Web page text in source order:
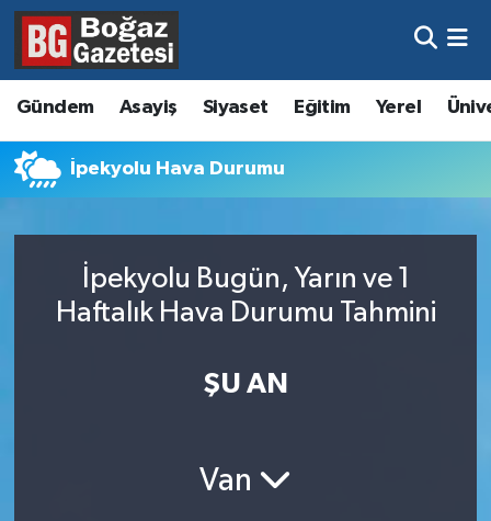
Gündem Asayiş Siyaset Eğitim Yerel
İpekyolu Hava Durumu
İpekyolu Bugün, Yarın ve 1
Haftalık Hava Durumu Tahmini
ŞU AN
Van
Asayiş
Eğitim
Ekonomi
Kültür ve Sanat
Hava Durumu
Trafik Durumu
Süper Lig Puan Durumu ve Fikstür
Son Dakika Haberleri